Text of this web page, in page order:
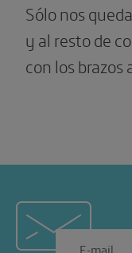
Sólo nos
y al resto de
con los brazos